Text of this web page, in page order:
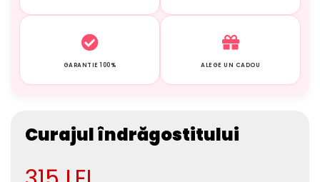
GARANTIE 100% ALEGE UN CADOU
Curajul îndrăgostitului